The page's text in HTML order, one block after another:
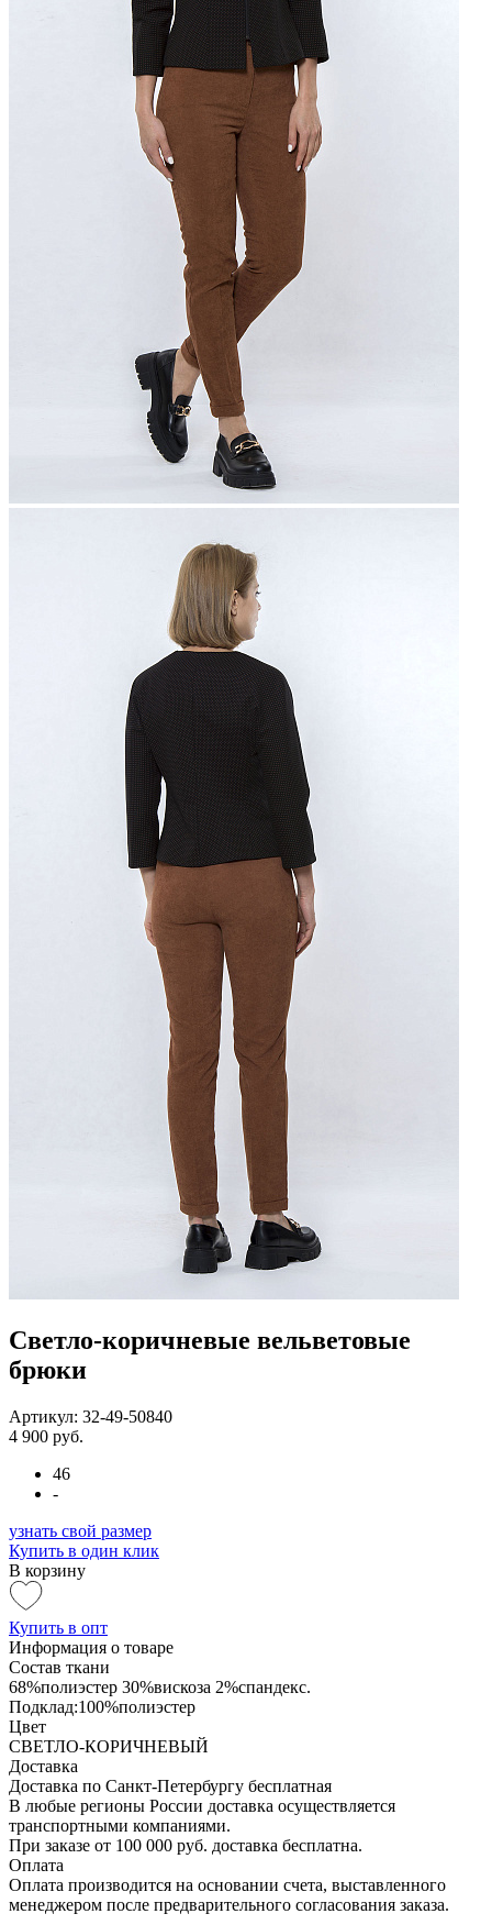
Светло-коричневые вельветовые
брюки
Артикул: 32-49-50840
4 900 руб.
46
-
узнать свой размер
Купить в один клик
В корзину
Купить в опт
Информация о товаре
Состав ткани
68%полиэстер 30%вискоза 2%спандекс.
Подклад:100%полиэстер
Цвет
СВЕТЛО-КОРИЧНЕВЫЙ
Доставка
Доставка по Санкт-Петербургу бесплатная
В любые регионы России доставка осуществляется
транспортными компаниями.
При заказе от 100 000 руб. доставка бесплатна.
Оплата
Оплата производится на основании счета, выставленного
менеджером после предварительного согласования заказа.